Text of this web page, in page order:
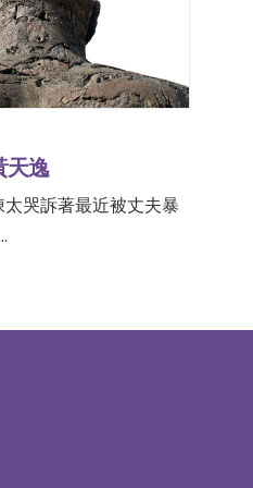
天逸
哭訴著最近被丈夫暴